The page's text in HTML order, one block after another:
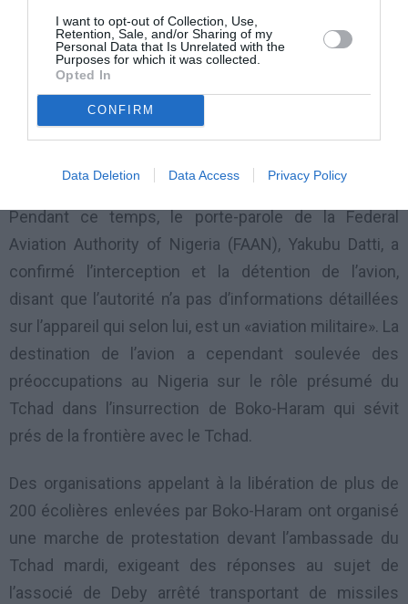
I want to opt-out of Collection, Use,
Retention, Sale, and/or Sharing of my
Personal Data that Is Unrelated with the
Purposes for which it was collected.
Opted In
CONFIRM
Data Deletion Data Access Privacy Policy
retrouvent-ils au Nigeria? Aucune information n’a été
divulguée sur la propriété de l’avion intercepté et le
contenu qu’il transportait. Cependant, les autorités
craignent que ces armes pourraient se retrouver dans
les mains de la redoutable secte Boko-Haram, qui
opère au Nord-Est du Nigeria.
Pendant ce temps, le porte-parole de la Federal
Aviation Authority of Nigeria (FAAN), Yakubu Datti, a
confirmé l’interception et la détention de l’avion,
disant que l’autorité n’a pas d’informations détaillées
sur l’appareil qui selon lui, est un «aviation militaire». La
destination de l’avion a cependant soulevée des
préoccupations au Nigeria sur le rôle présumé du
Tchad dans l’insurrection de Boko-Haram qui sévit
prés de la frontière avec le Tchad.
Des organisations appelant à la libération de plus de
200 écolières enlevées par Boko-Haram ont organisé
une marche de protestation devant l’ambassade du
Tchad mardi, exigeant des réponses au sujet de
l’associé de Deby arrêté transportant de missiles